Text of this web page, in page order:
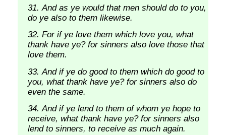
And as ye would that men should do to you,
do ye also to them likewise.
For if ye love them which love you, what
thank have ye? for sinners also love those that
love them.
And if ye do good to them which do good to
you, what thank have ye? for sinners also do
even the same.
And if ye lend to them of whom ye hope to
receive, what thank have ye? for sinners also
lend to sinners, to receive as much again.